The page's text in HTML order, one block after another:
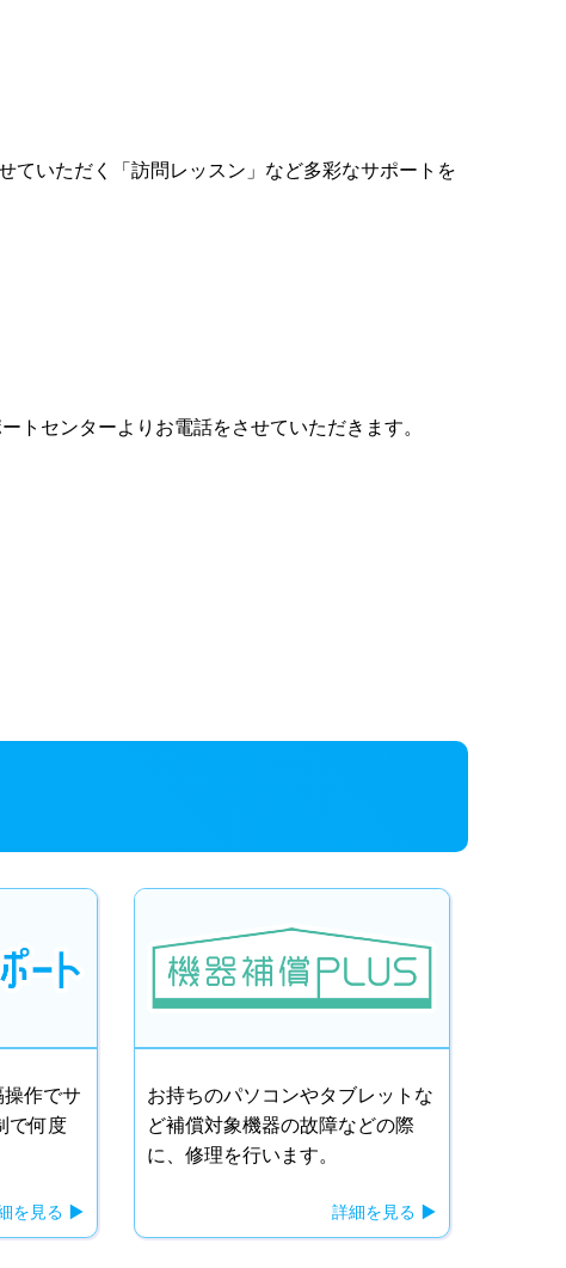
ていただく「訪問レッスン」など多彩なサポートを
センターよりお電話をさせていただきます。
作でサ
で何度
を見る
お持ちのパソコンやタブレットな
ど補償対象機器の故障などの際
に、修理を行います。
詳細を見る